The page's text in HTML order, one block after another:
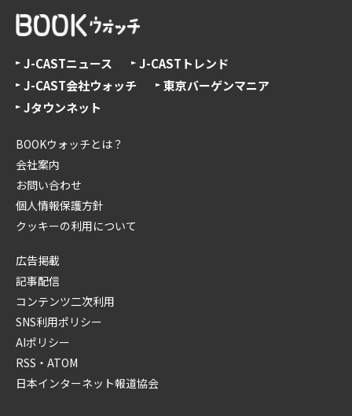
J-CASTニュース
J-CASTトレンド
J-CAST会社ウォッチ
東京バーゲンマニア
Jタウンネット
BOOKウォッチとは？
会社案内
お問い合わせ
個人情報保護方針
クッキーの利用について
広告掲載
記事配信
コンテンツ二次利用
SNS利用ポリシー
AIポリシー
RSS・ATOM
日本インターネット報道協会